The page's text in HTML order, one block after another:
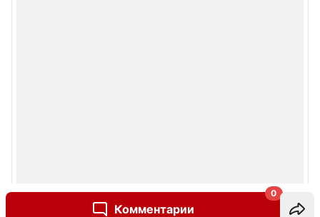
Комментарии
0